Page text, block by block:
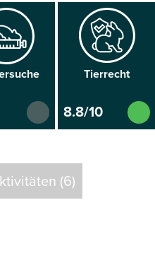
Tier­recht
8.8/10
(6)